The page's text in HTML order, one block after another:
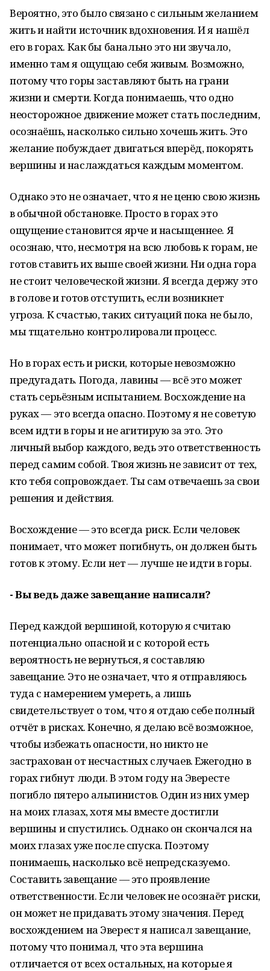
Вероятно, это было связано с сильным желанием
жить и найти источник вдохновения. И я нашёл
его в горах. Как бы банально это ни звучало,
именно там я ощущаю себя живым. Возможно,
потому что горы заставляют быть на грани
жизни и смерти. Когда понимаешь, что одно
неосторожное движение может стать последним,
осознаёшь, насколько сильно хочешь жить. Это
желание побуждает двигаться вперёд, покорять
вершины и наслаждаться каждым моментом.
Однако это не означает, что я не ценю свою жизнь
в обычной обстановке. Просто в горах это
ощущение становится ярче и насыщеннее. Я
осознаю, что, несмотря на всю любовь к горам, не
готов ставить их выше своей жизни. Ни одна гора
не стоит человеческой жизни. Я всегда держу это
в голове и готов отступить, если возникнет
угроза. К счастью, таких ситуаций пока не было,
мы тщательно контролировали процесс.
Но в горах есть и риски, которые невозможно
предугадать. Погода, лавины — всё это может
стать серьёзным испытанием. Восхождение на
руках — это всегда опасно. Поэтому я не советую
всем идти в горы и не агитирую за это. Это
личный выбор каждого, ведь это ответственность
перед самим собой. Твоя жизнь не зависит от тех,
кто тебя сопровождает. Ты сам отвечаешь за свои
решения и действия.
Восхождение — это всегда риск. Если человек
понимает, что может погибнуть, он должен быть
готов к этому. Если нет — лучше не идти в горы.
- Вы ведь даже завещание написали?
Перед каждой вершиной, которую я считаю
потенциально опасной и с которой есть
вероятность не вернуться, я составляю
завещание. Это не означает, что я отправляюсь
туда с намерением умереть, а лишь
свидетельствует о том, что я отдаю себе полный
отчёт в рисках. Конечно, я делаю всё возможное,
чтобы избежать опасности, но никто не
застрахован от несчастных случаев. Ежегодно в
горах гибнут люди. В этом году на Эвересте
погибло пятеро альпинистов. Один из них умер
на моих глазах, хотя мы вместе достигли
вершины и спустились. Однако он скончался на
моих глазах уже после спуска. Поэтому
понимаешь, насколько всё непредсказуемо.
Составить завещание — это проявление
ответственности. Если человек не осознаёт риски,
он может не придавать этому значения. Перед
восхождением на Эверест я написал завещание,
потому что понимал, что эта вершина
отличается от всех остальных, на которые я